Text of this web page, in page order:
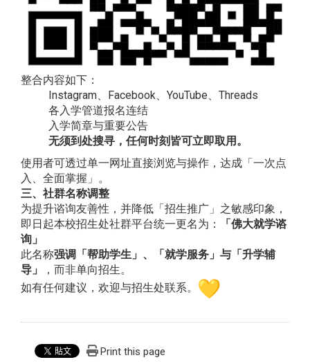
整合内容如下：
Instagram、Facebook、YouTube、Threads
各入学管道报名连结
入学简章与重要公告
无须到处搜寻，任何时刻皆可立即取用。
使用者可透过单一网址直接浏览与操作，达成「一次点
入、 全面掌握」。
三、社群名称调整
为提升谘询友善性，并降低「招生推广」之敏感印象，
即日起本校招生处社群平台统一更名为：
「佛大就学谘
询」
此名称强调「帮助学生」、「就学服务」与「升学辅
导」
， 而非单向招生。
如有任何建议，欢迎与招生处联系。
Print this page